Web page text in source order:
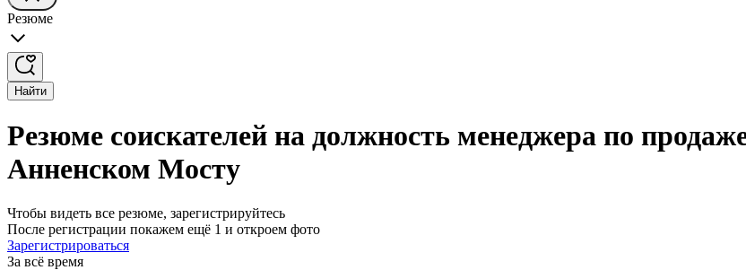
Резюме
Найти
Резюме соискателей на должность менеджера по
Анненском Мосту
Чтобы видеть все резюме, зарегистрируйтесь
После регистрации покажем ещё 1 и откроем фото
Зарегистрироваться
За всё время